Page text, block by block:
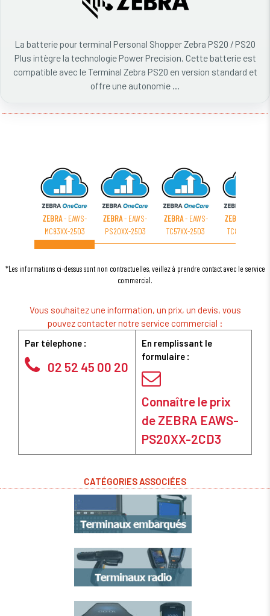
La batterie pour terminal Personal Shopper Zebra PS20 / PS20
Plus intègre la technologie Power Precision. Cette batterie est
compatible avec le Terminal Zebra PS20 en version standard et
offre une autonomie ...
ZEBRA- EAWS-
MC93XX-25D3
ZEBRA- EAWS-
PS20XX-25D3
ZEBRA- EAWS-
TC57XX-25D3
ZEBRA
TC83XX-23D3
*Les informations ci-dessus sont non contractuelles, veillez à prendre contact avec le service
commercial.
Vous souhaitez une information, un prix, un devis, vous
pouvez contacter notre service commercial :
Par télephone :
02 52 45 00 20
En remplissant le
formulaire :
Connaître le prix
de ZEBRA EAWS-
PS20XX-2CD3
CATÉGORIES ASSOCIÉES